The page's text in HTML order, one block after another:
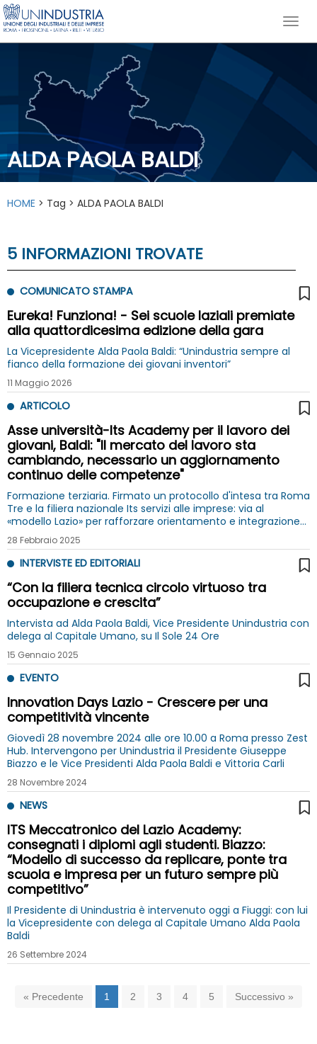
ALDA PAOLA BALDI
HOME > Tag > ALDA PAOLA BALDI
5 INFORMAZIONI TROVATE
COMUNICATO STAMPA
Eureka! Funziona! - Sei scuole laziali premiate
alla quattordicesima edizione della gara
La Vicepresidente Alda Paola Baldi: “Unindustria sempre al
fianco della formazione dei giovani inventori”
11 Maggio 2026
ARTICOLO
Asse università-Its Academy per il lavoro dei
giovani, Baldi: "Il mercato del lavoro sta
cambiando, necessario un aggiornamento
continuo delle competenze"
Formazione terziaria. Firmato un protocollo d'intesa tra Roma
Tre e la filiera nazionale Its servizi alle imprese: via al
«modello Lazio» per rafforzare orientamento e integrazione
didattica stabile
28 Febbraio 2025
INTERVISTE ED EDITORIALI
“Con la filiera tecnica circolo virtuoso tra
occupazione e crescita”
Intervista ad Alda Paola Baldi, Vice Presidente Unindustria con
delega al Capitale Umano, su Il Sole 24 Ore
15 Gennaio 2025
EVENTO
Innovation Days Lazio - Crescere per una
competitività vincente
Giovedì 28 novembre 2024 alle ore 10.00 a Roma presso Zest
Hub. Intervengono per Unindustria il Presidente Giuseppe
Biazzo e le Vice Presidenti Alda Paola Baldi e Vittoria Carli
28 Novembre 2024
NEWS
ITS Meccatronico del Lazio Academy:
consegnati i diplomi agli studenti. Biazzo:
“Modello di successo da replicare, ponte tra
scuola e impresa per un futuro sempre più
competitivo”
Il Presidente di Unindustria è intervenuto oggi a Fiuggi: con lui
la Vicepresidente con delega al Capitale Umano Alda Paola
Baldi
26 Settembre 2024
« Precedente 1 2 3 4 5 Successivo »